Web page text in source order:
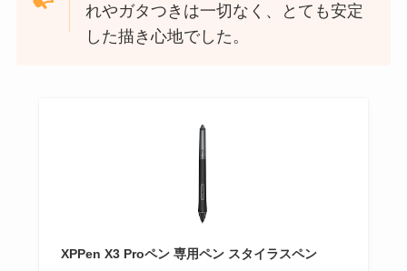
れやガタつきは一切なく、とても安定
した描き心地でした。
XPPen X3 Proペン 専用ペン スタイラスペン